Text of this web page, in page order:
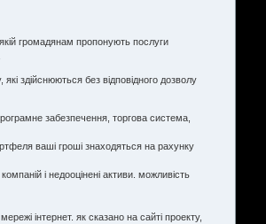
якій громадянам пропонують послуги
здійснюються без відповідного дозволу
забезпечення, торгова система,
ваші гроші знаходяться на рахунку
і недооцінені активи. можливість
інтернет. як сказано на сайті проекту,